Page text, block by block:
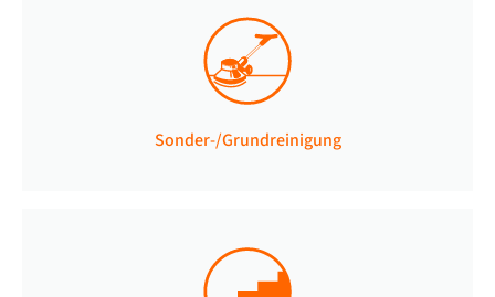
Sonder-/Grundreinigung